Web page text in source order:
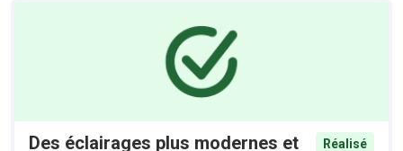
Des éclairages plus modernes et
Réalisé